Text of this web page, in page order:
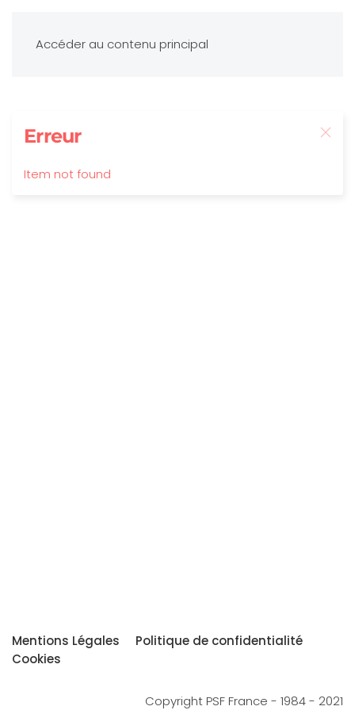
Accéder au contenu principal
Erreur
Item not found
Mentions Légales
Politique de confidentialité
Cookies
Copyright PSF France - 1984 - 2021